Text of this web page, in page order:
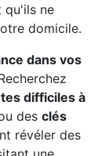
qu'ils ne
domicile.
dans vos
difficiles à
des clés
révéler des